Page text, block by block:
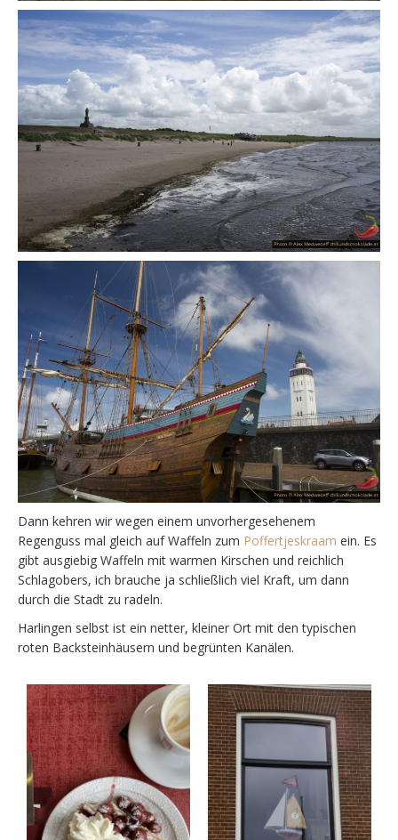
Dann kehren wir wegen einem unvorhergesehenem
Regenguss mal gleich auf Waffeln zum Poffertjeskraam ein. Es
gibt ausgiebig Waffeln mit warmen Kirschen und reichlich
Schlagobers, ich brauche ja schließlich viel Kraft, um dann
durch die Stadt zu radeln.
Harlingen selbst ist ein netter, kleiner Ort mit den typischen
roten Backsteinhäusern und begrünten Kanälen.